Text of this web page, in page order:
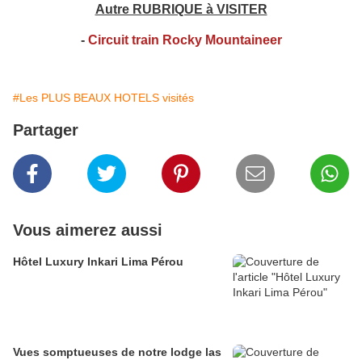
Autre RUBRIQUE à VISITER
- Circuit train Rocky Mountaineer
#Les PLUS BEAUX HOTELS visités
Partager
Vous aimerez aussi
Hôtel Luxury Inkari Lima Pérou
Vues somptueuses de notre lodge las